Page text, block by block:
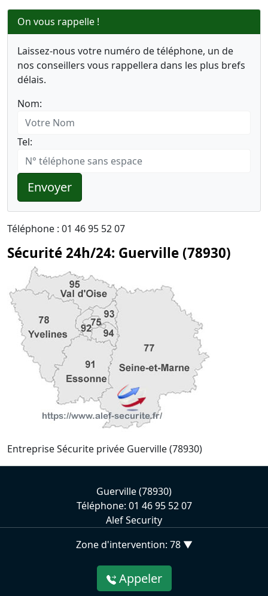
On vous rappelle !
Laissez-nous votre numéro de téléphone, un de
nos conseillers vous rappellera dans les plus brefs
délais.
Nom:
Tel:
Envoyer
Téléphone : 01 46 95 52 07
Sécurité 24h/24: Guerville (78930)
Entreprise Sécurite privée Guerville (78930)
Guerville (78930)
Téléphone: 01 46 95 52 07
Alef Security
Zone d'intervention: 78 ▼
Appeler